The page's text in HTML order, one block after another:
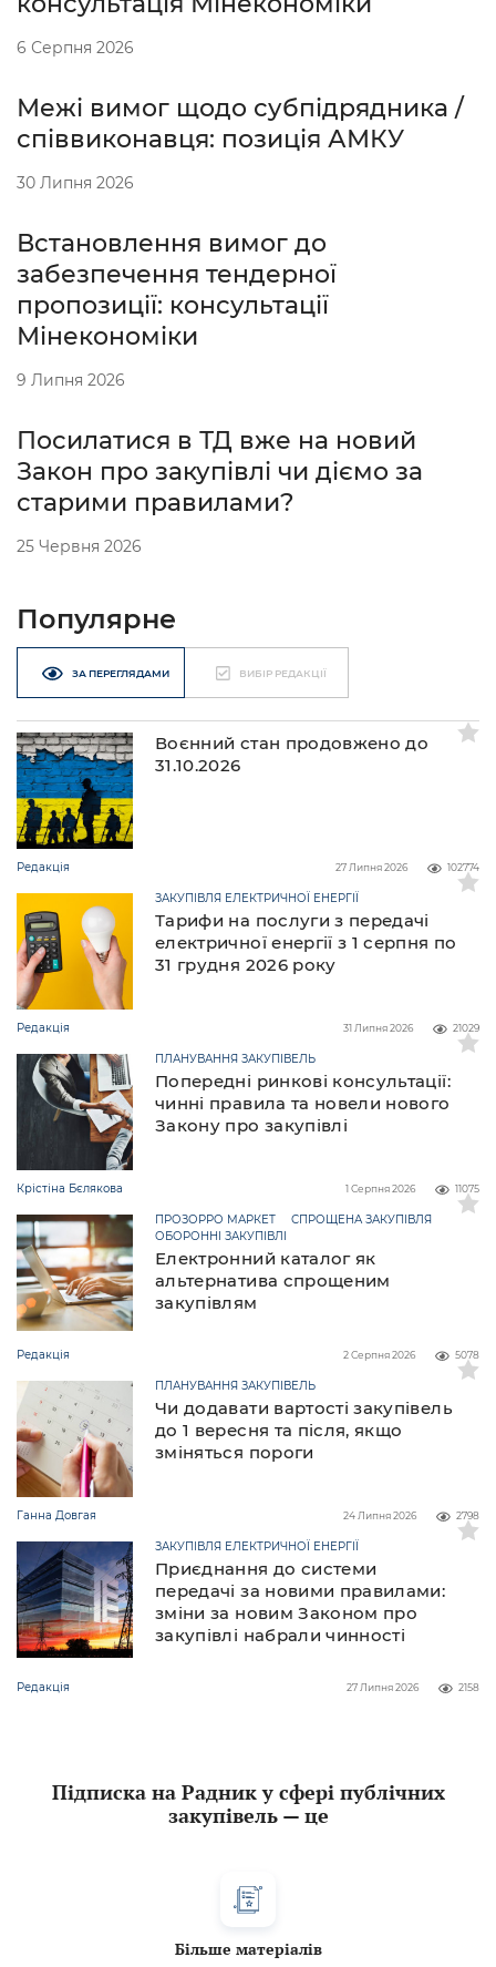
6 Серпня 2026
Межі вимог щодо субпідрядника /
співвиконавця: позиція АМКУ
30 Липня 2026
Встановлення вимог до
забезпечення тендерної
пропозиції: консультації
Мінекономіки
9 Липня 2026
Посилатися в ТД вже на новий
Закон про закупівлі чи діємо за
старими правилами?
25 Червня 2026
Популярне
ЗА ПЕРЕГЛЯДАМИ ВИБІР РЕДАКЦІЇ
Воєнний стан продовжено до
31.10.2026
Редакція 102774
27 Липня 2026
Тарифи на послуги з передачі
електричної енергії з 1 серпня по
31 грудня 2026 року
ЗАКУПІВЛЯ ЕЛЕКТРИЧНОЇ ЕНЕРГІЇ
Редакція 21029
31 Липня 2026
Попередні ринкові консультації:
чинні правила та новели нового
Закону про закупівлі
ПЛАНУВАННЯ ЗАКУПІВЕЛЬ
Крістіна Бєлякова 11075
1 Серпня 2026
Електронний каталог як
альтернатива спрощеним
закупівлям
ПРОЗОРРО МАРКЕТ
СПРОЩЕНА ЗАКУПІВЛЯ
ОБОРОННІ ЗАКУПІВЛІ
Редакція 5078
2 Серпня 2026
Чи додавати вартості закупівель
до 1 вересня та після, якщо
зміняться пороги
ПЛАНУВАННЯ ЗАКУПІВЕЛЬ
Ганна Довгая 2798
24 Липня 2026
Приєднання до системи
передачі за новими правилами:
зміни за новим Законом про
закупівлі набрали чинності
ЗАКУПІВЛЯ ЕЛЕКТРИЧНОЇ ЕНЕРГІЇ
Редакція 2158
27 Липня 2026
Підписка на Радник у сфері публічних
закупівель — це
Більше матеріалів